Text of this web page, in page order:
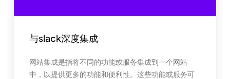
与slack深度集成
网站集成是指将不同的功能或服务集成到一个网站
中，以提供更多的功能和便利性。这些功能或服务可